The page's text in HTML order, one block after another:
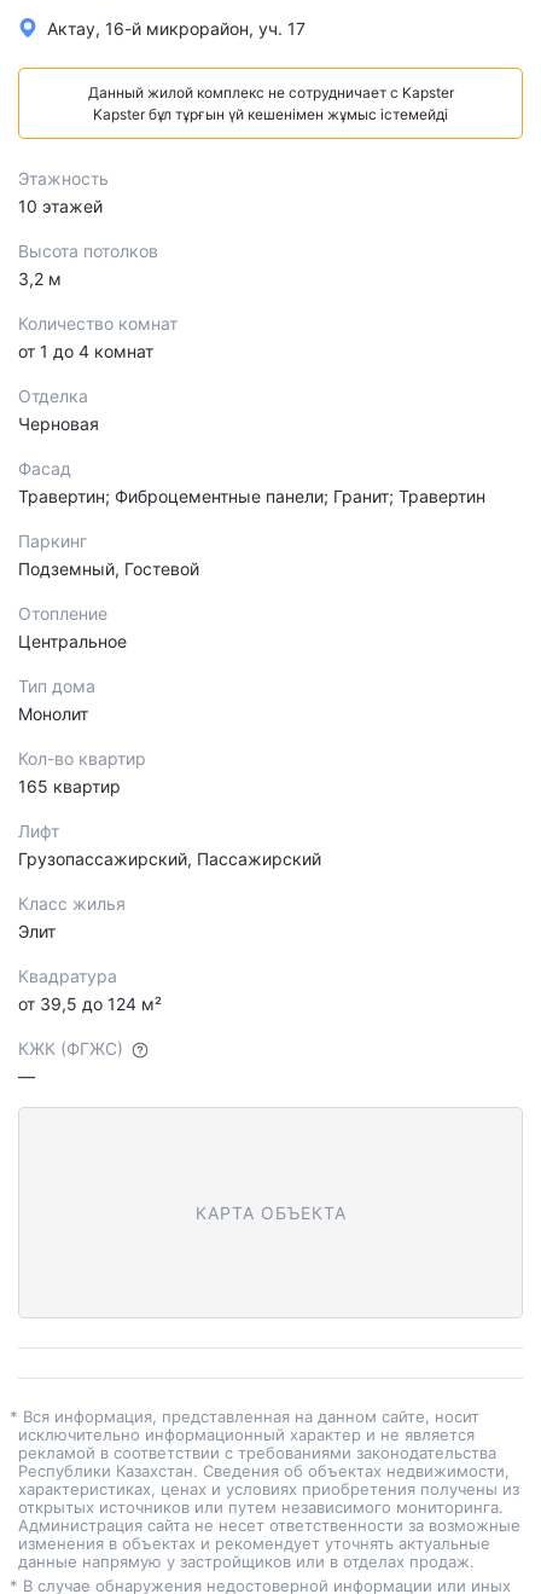
Актау, 16-й микрорайон, уч. 17
Данный жилой комплекс не сотрудничает с Kapster
Kapster бұл тұрғын үй кешенімен жұмыс істемейді
Этажность
10 этажей
Высота потолков
3,2 м
Количество комнат
от 1 до 4 комнат
Отделка
Черновая
Фасад
Травертин; Фиброцементные панели; Гранит; Травертин
Паркинг
Подземный, Гостевой
Отопление
Центральное
Тип дома
Монолит
Кол-во квартир
165 квартир
Лифт
Грузопассажирский, Пассажирский
Класс жилья
Элит
Квадратура
от 39,5 до 124 м²
КЖК (ФГЖС)
—
КАРТА ОБЪЕКТА
* Вся информация, представленная на данном сайте, носит
исключительно информационный характер и не является
рекламой в соответствии с требованиями законодательства
Республики Казахстан. Сведения об объектах недвижимости,
характеристиках, ценах и условиях приобретения получены из
открытых источников или путем независимого мониторинга.
Администрация сайта не несет ответственности за возможные
изменения в объектах и рекомендует уточнять актуальные
данные напрямую у застройщиков или в отделах продаж.
* В случае обнаружения недостоверной информации или иных